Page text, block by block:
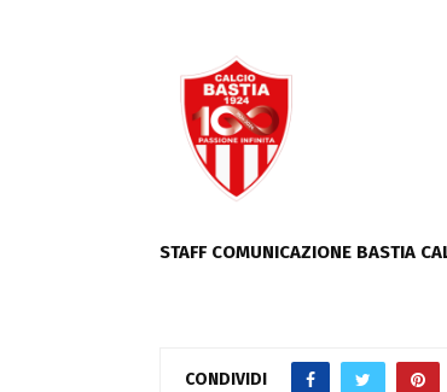
STAFF COMUNICAZIONE BASTIA
CONDIVIDI